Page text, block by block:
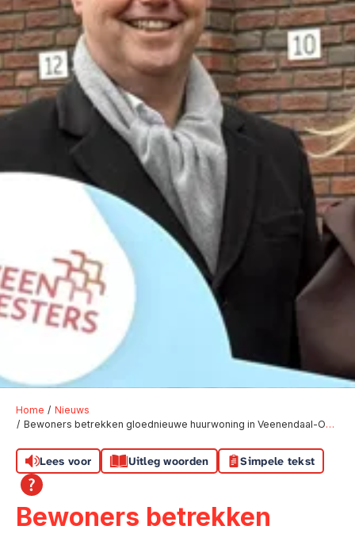
Home
Nieuws
Bewoners betrekken gloednieuwe huurwoning in Veenendaal-Oost
Lees voor Uitleg woorden Simpele tekst
Bewoners betrekken